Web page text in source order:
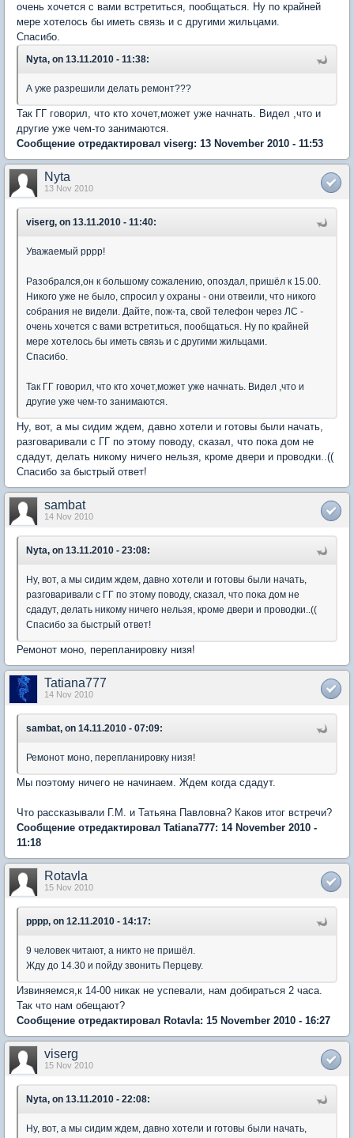
очень хочется с вами встретиться, пообщаться. Ну по крайней
мере хотелось бы иметь связь и с другими жильцами.
Спасибо.
Nyta, on 13.11.2010 - 11:38:
А уже разрешили делать ремонт???
Так ГГ говорил, что кто хочет,может уже начнать. Видел ,что и
другие уже чем-то занимаются.
Сообщение отредактировал viserg: 13 November 2010 - 11:53
Nyta
13 Nov 2010
viserg, on 13.11.2010 - 11:40:
Уважаемый рррр!
Разобрался,он к большому сожалению, опоздал, пришёл к 15.00.
Никого уже не было, спросил у охраны - они отвеили, что никого
собрания не видели. Дайте, пож-та, свой телефон через ЛС -
очень хочется с вами встретиться, пообщаться. Ну по крайней
мере хотелось бы иметь связь и с другими жильцами.
Спасибо.
Так ГГ говорил, что кто хочет,может уже начнать. Видел ,что и
другие уже чем-то занимаются.
Ну, вот, а мы сидим ждем, давно хотели и готовы были начать,
разговаривали с ГГ по этому поводу, сказал, что пока дом не
сдадут, делать никому ничего нельзя, кроме двери и проводки..((
Спасибо за быстрый ответ!
sambat
14 Nov 2010
Nyta, on 13.11.2010 - 23:08:
Ну, вот, а мы сидим ждем, давно хотели и готовы были начать,
разговаривали с ГГ по этому поводу, сказал, что пока дом не
сдадут, делать никому ничего нельзя, кроме двери и проводки..((
Спасибо за быстрый ответ!
Ремонот моно, перепланировку низя!
Tatiana777
14 Nov 2010
sambat, on 14.11.2010 - 07:09:
Ремонот моно, перепланировку низя!
Мы поэтому ничего не начинаем. Ждем когда сдадут.
Что рассказывали Г.М. и Татьяна Павловна? Каков итог встречи?
Сообщение отредактировал Tatiana777: 14 November 2010 -
11:18
Rotavla
15 Nov 2010
pppp, on 12.11.2010 - 14:17:
9 человек читают, а никто не пришёл.
Жду до 14.30 и пойду звонить Перцеву.
Извиняемся,к 14-00 никак не успевали, нам добираться 2 часа.
Так что нам обещают?
Сообщение отредактировал Rotavla: 15 November 2010 - 16:27
viserg
15 Nov 2010
Nyta, on 13.11.2010 - 22:08:
Ну, вот, а мы сидим ждем, давно хотели и готовы были начать,